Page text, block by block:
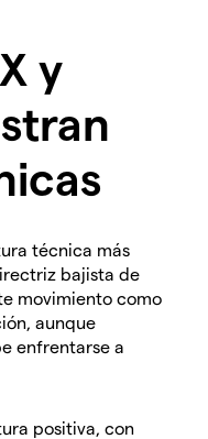
y
técnica más
bajista de
movimiento como
aunque
enfrentarse a
positiva, con